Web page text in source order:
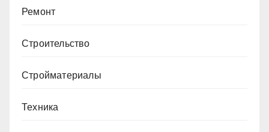
Ремонт
Строительство
Стройматериалы
Техника